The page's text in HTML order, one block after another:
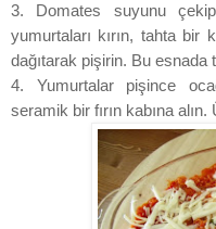
3. Domates suyunu
yumurtaları kırın, tahta bir
dağıtarak pişirin. Bu esnada
4. Yumurtalar pişince
seramik bir fırın kabına